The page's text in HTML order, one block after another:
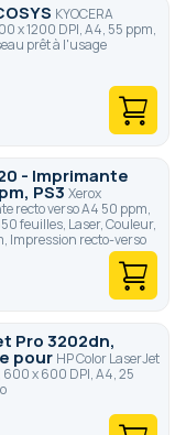
KYOCERA
x 1200 DPI, A4, 55 ppm,
prêt à l'usage
- Imprimante
PS3 Xerox
recto verso A4 50 ppm,
feuilles, Laser, Couleur,
Impression recto-verso
Pro 3202dn,
pour HP Color LaserJet
x 600 DPI, A4, 25